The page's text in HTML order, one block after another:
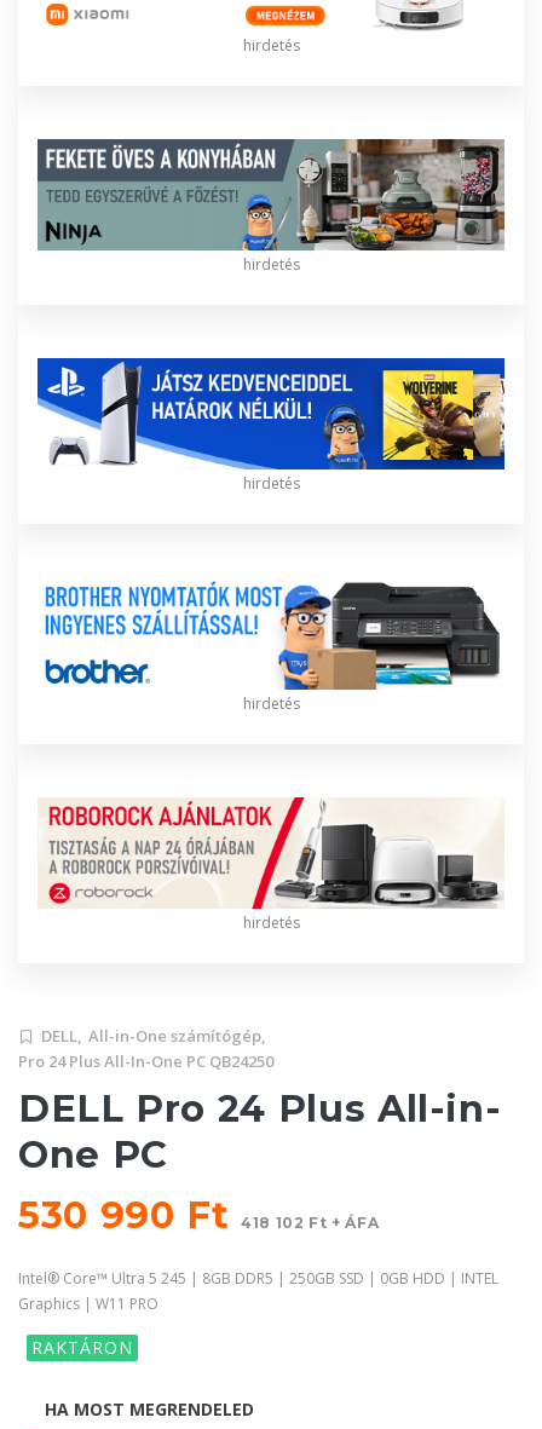
hirdetés
hirdetés
hirdetés
hirdetés
hirdetés
DELL, All-in-One számítógép,
Pro 24 Plus All-In-One PC QB24250
DELL Pro 24 Plus All-in-
One PC
530 990 Ft418 102 Ft + ÁFA
Intel® Core™ Ultra 5 245 | 8GB DDR5 | 250GB SSD | 0GB HDD | INTEL
Graphics | W11 PRO
RAKTÁRON
HA MOST MEGRENDELED